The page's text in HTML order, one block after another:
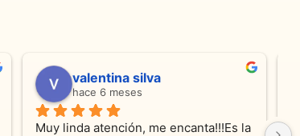
valentina silva
hace 6 meses
Muy linda atención, me encanta!!!Es la